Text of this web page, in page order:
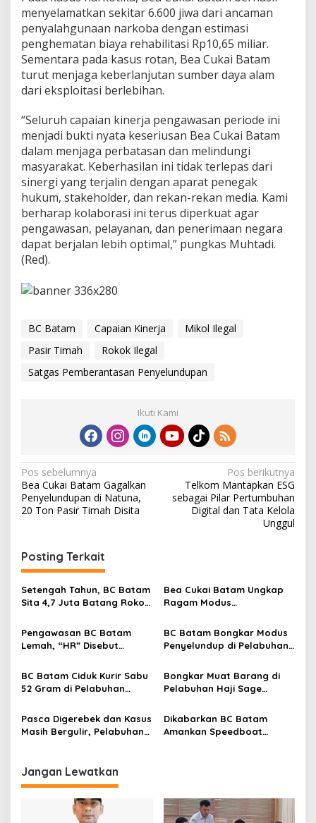
menyelamatkan sekitar 6.600 jiwa dari ancaman
penyalahgunaan narkoba dengan estimasi
penghematan biaya rehabilitasi Rp10,65 miliar.
Sementara pada kasus rotan, Bea Cukai Batam
turut menjaga keberlanjutan sumber daya alam
dari eksploitasi berlebihan.
“Seluruh capaian kinerja pengawasan periode ini
menjadi bukti nyata keseriusan Bea Cukai Batam
dalam menjaga perbatasan dan melindungi
masyarakat. Keberhasilan ini tidak terlepas dari
sinergi yang terjalin dengan aparat penegak
hukum, stakeholder, dan rekan-rekan media. Kami
berharap kolaborasi ini terus diperkuat agar
pengawasan, pelayanan, dan penerimaan negara
dapat berjalan lebih optimal,” pungkas Muhtadi.
(Red).
BC Batam Capaian Kinerja
Mikol Ilegal
Pasir Timah
Rokok Ilegal
Satgas Pemberantasan Penyelundupan
Ikuti Kami
N
a
v
g
a
s
i
p
o
s
Pos sebelumnya
Bea Cukai Batam Gagalkan
Penyelundupan di Natuna,
20 Ton Pasir Timah Disita
Pos berikutnya
Telkom Mantapkan ESG
sebagai Pilar Pertumbuhan
Digital dan Tata Kelola
Unggul
Posting Terkait
Setengah Tahun, BC Batam
Sita 4,7 Juta Batang Rokok
Bea Cukai Batam Ungkap
Ragam Modus
April 2026
Pengawasan BC Batam
Lemah, “HR” Disebut
di Pelabuhan Haji Sage
BC Batam Bongkar Modus
Penyelundup di Pelabuhan
Berhasil Diamankan
BC Batam Ciduk Kurir Sabu
52 Gram di Pelabuhan
Bongkar Muat Barang di
Pelabuhan Haji Sage
Publik Minta Evaluasi Izin
Operasional
Pasca Digerebek dan Kasus
Masih Bergulir, Pelabuhan
Dipertanyakan
Dikabarkan BC Batam
Amankan Speedboat
Jangan Lewatkan